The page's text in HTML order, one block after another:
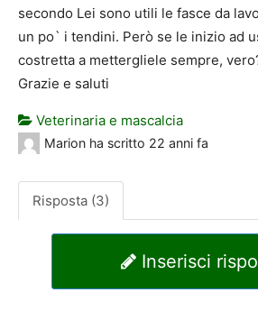
secondo Lei sono utili le fasce da
un po` i tendini. Però se le inizio ad
costretta a mettergliele sempre,
Grazie e saluti
Veterinaria e mascalcia
Marion ha scritto 22 anni fa
Risposta (3)
Inserisci